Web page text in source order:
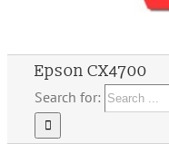
Epson CX4700
Search for: